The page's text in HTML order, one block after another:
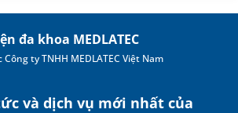
đa khoa MEDLATEC
ty TNHH MEDLATEC Việt Nam
và dịch vụ mới nhất của